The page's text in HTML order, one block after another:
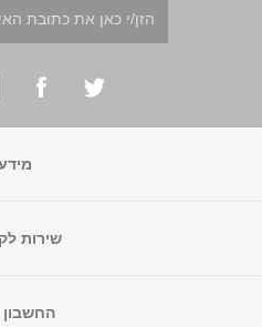
שירות
החשבון